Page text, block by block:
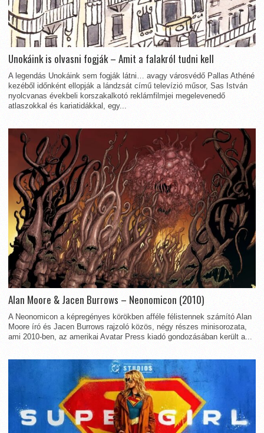
Unokáink is olvasni fogják – Amit a falakról tudni kell
A legendás Unokáink sem fogják látni… avagy városvédő Pallas Athéné
kezéből időnként ellopják a lándzsát című televízió műsor, Sas István
nyolcvanas évekbeli korszakalkotó reklámfilmjei megelevenedő
atlaszokkal és kariatidákkal, egy...
Alan Moore & Jacen Burrows – Neonomicon (2010)
A Neonomicon a képregényes körökben afféle félistennek számító Alan
Moore író és Jacen Burrows rajzoló közös, négy részes minisorozata,
ami 2010-ben, az amerikai Avatar Press kiadó gondozásában került a...